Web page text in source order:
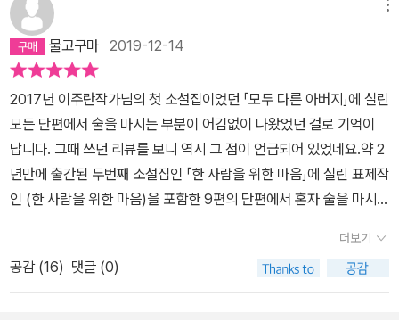
나오는 ‘그 일’이란 어떤 힘든 상황이었을까 궁금해질 만큼, 책 속의
인물들은 희망 같은 건 갖지 않겠다고 선언하는 것처럼 보였다. 일 안
하고 소설만 쓰고 싶다, 했다가 소설 쓰기 싫다, 했다가. 그런 오락가
락하는 마음을 조금 알겠다가, 나는 내가 가진 게 너무 많아서 부끄러
웠다. 지지부진이라는 말을 삶 앞에 붙이기에는 껄끄럽지만, 때로는
삶이 그런 때가 온다. 그러면 그만 살고 싶어지기도 하는데, 그런 순간
은 정말 지지부진하게 지나가서 사람을 미치고 팔짝 뛰다 누워서 아
무 것도 하지 않거나 너무 많은 것들을 지고 날뛰게 만든다. 그게 좋은
글이나 노래나 그림이 되면 행운일 수도 있지만 대개는 병이 된다. 아,
누구든 병을 앓지 말고 병이 될 것들이 글이 되었으면 참 좋겠다. 내가
읽을게 내가. 그렇게 살지 말라는 말이 꽤나 데미지가 컸는지 이 소설
물고구마 2019-12-14
2017년 이주란작가님의 첫 소설집이었던 「모두 다른 아버지」에 실린
모든 단편에서 술을 마시는 부분이 어김없이 나왔었던 걸로 기억이
납니다. 그때 쓰던 리뷰를 보니 역시 그 점이 언급되어 있었네요.약 2
년만에 출간된 두번째 소설집인 「한 사람을 위한 마음」에 실린 표제작
인 (한 사람을 위한 마음)을 포함한 9편의 단편에서 혼자 술을 마시거
다.그런데 첫 소설집에 비해서 무언가가 흐릿해졌어요.제 기분이나
시력의 흐릿함도 있겠지만 「한 사람을 위한 마음」에서는 전체적인 분
위기라던지 느낌들이 불명확해졌다는 것을 느꼈던 것 같아요.저는
더보기
공감 (16) 댓글 (0)